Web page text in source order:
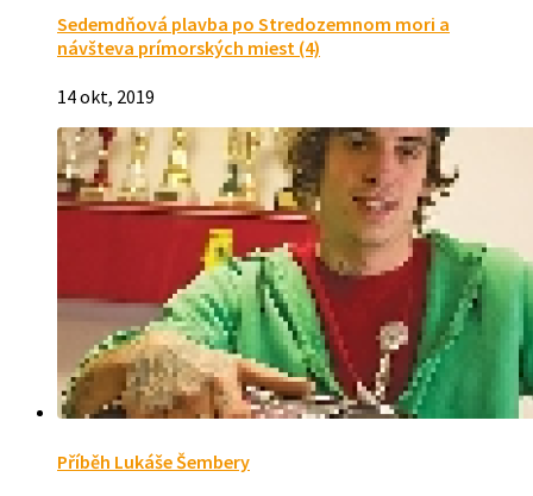
Sedemdňová plavba po Stredozemnom mori a
návšteva prímorských miest (4)
14 okt, 2019
Příběh Lukáše Šembery